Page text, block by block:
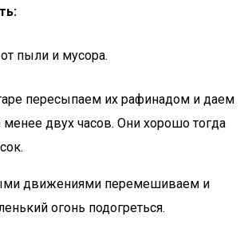
пыли и мусора.
пересыпаем их рафинадом и даем
менее двух часов. Они хорошо тогда
движениями перемешиваем и
огонь подогреться.